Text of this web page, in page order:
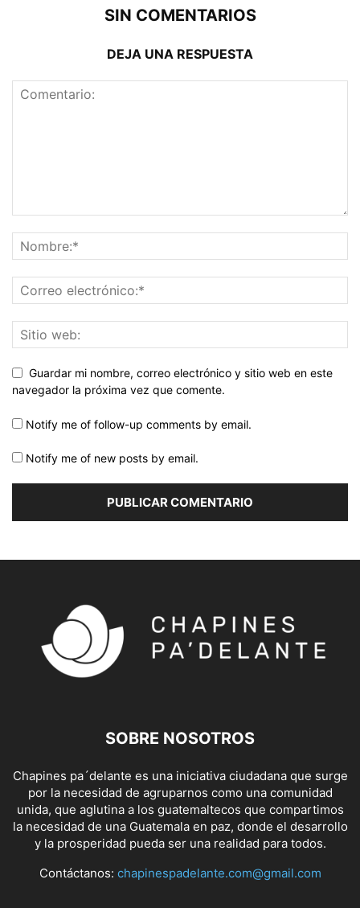
SIN COMENTARIOS
DEJA UNA RESPUESTA
Guardar mi nombre, correo electrónico y sitio web en este
navegador la próxima vez que comente.
Notify me of follow-up comments by email.
Notify me of new posts by email.
SOBRE NOSOTROS
Chapines pa´delante es una iniciativa ciudadana que surge
por la necesidad de agruparnos como una comunidad
unida, que aglutina a los guatemaltecos que compartimos
la necesidad de una Guatemala en paz, donde el desarrollo
y la prosperidad pueda ser una realidad para todos.
Contáctanos: chapinespadelante.com@gmail.com